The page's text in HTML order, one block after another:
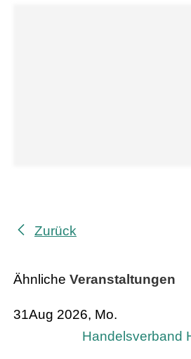
Zurück
Ähnliche Veranstaltungen
31Aug 2026, Mo.
Handelsverband